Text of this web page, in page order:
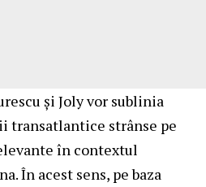
și Joly vor sublinia
transatlantice strânse pe
în contextul
În acest sens, pe baza